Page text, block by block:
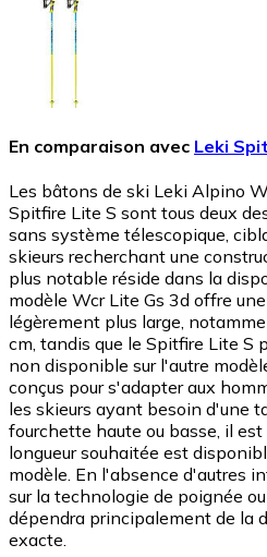
En comparaison avec Leki
Les bâtons de ski Leki Alpino
Spitfire Lite S sont tous deux
sans système télescopique,
skieurs recherchant une
plus notable réside dans la
modèle Wcr Lite Gs 3d offre
légèrement plus large,
cm, tandis que le Spitfire Lite S
non disponible sur l'autre
conçus pour s'adapter aux
les skieurs ayant besoin d'une
fourchette haute ou basse, il
longueur souhaitée est
modèle. En l'absence d'autres
sur la technologie de poignée
dépendra principalement de la
exacte.